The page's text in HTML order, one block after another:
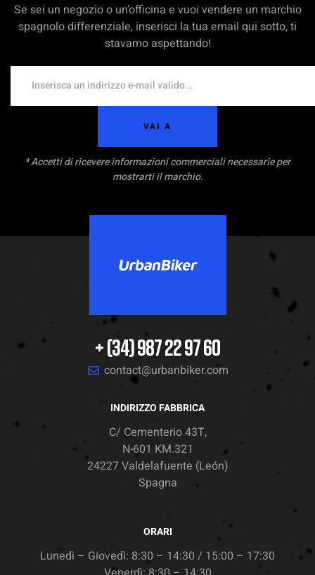
Se sei un negozio o un’officina e vuoi vendere un marchio
spagnolo differenziale, inserisci la tua email qui sotto, ti
stavamo aspettando!
VAI A
* Accetti di ricevere informazioni commerciali necessarie per
mostrarti il marchio.
+ (34) 987 22 97 60
contact@urbanbiker.com
INDIRIZZO FABBRICA
C/ Cementerio 43T,
N-601 KM.321
24227 Valdelafuente (León)
Spagna
ORARI
Lunedì – Giovedì: 8:30 – 14:30 / 15:00 – 17:30